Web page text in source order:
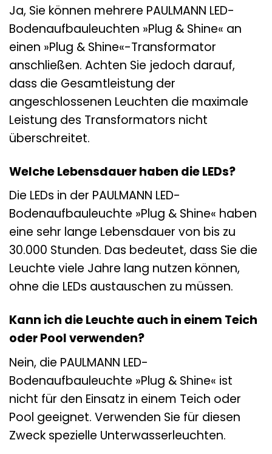
Ja, Sie können mehrere PAULMANN LED-
Bodenaufbauleuchten »Plug & Shine« an
einen »Plug & Shine«-Transformator
anschließen. Achten Sie jedoch darauf,
dass die Gesamtleistung der
angeschlossenen Leuchten die maximale
Leistung des Transformators nicht
überschreitet.
Welche Lebensdauer haben die LEDs?
Die LEDs in der PAULMANN LED-
Bodenaufbauleuchte »Plug & Shine« haben
eine sehr lange Lebensdauer von bis zu
30.000 Stunden. Das bedeutet, dass Sie die
Leuchte viele Jahre lang nutzen können,
ohne die LEDs austauschen zu müssen.
Kann ich die Leuchte auch in einem Teich
oder Pool verwenden?
Nein, die PAULMANN LED-
Bodenaufbauleuchte »Plug & Shine« ist
nicht für den Einsatz in einem Teich oder
Pool geeignet. Verwenden Sie für diesen
Zweck spezielle Unterwasserleuchten.